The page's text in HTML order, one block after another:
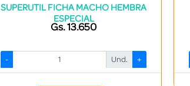
SUPERUTIL FICHA MACHO HEMBRA
ESPECIAL
Gs. 13.650
- Und. +